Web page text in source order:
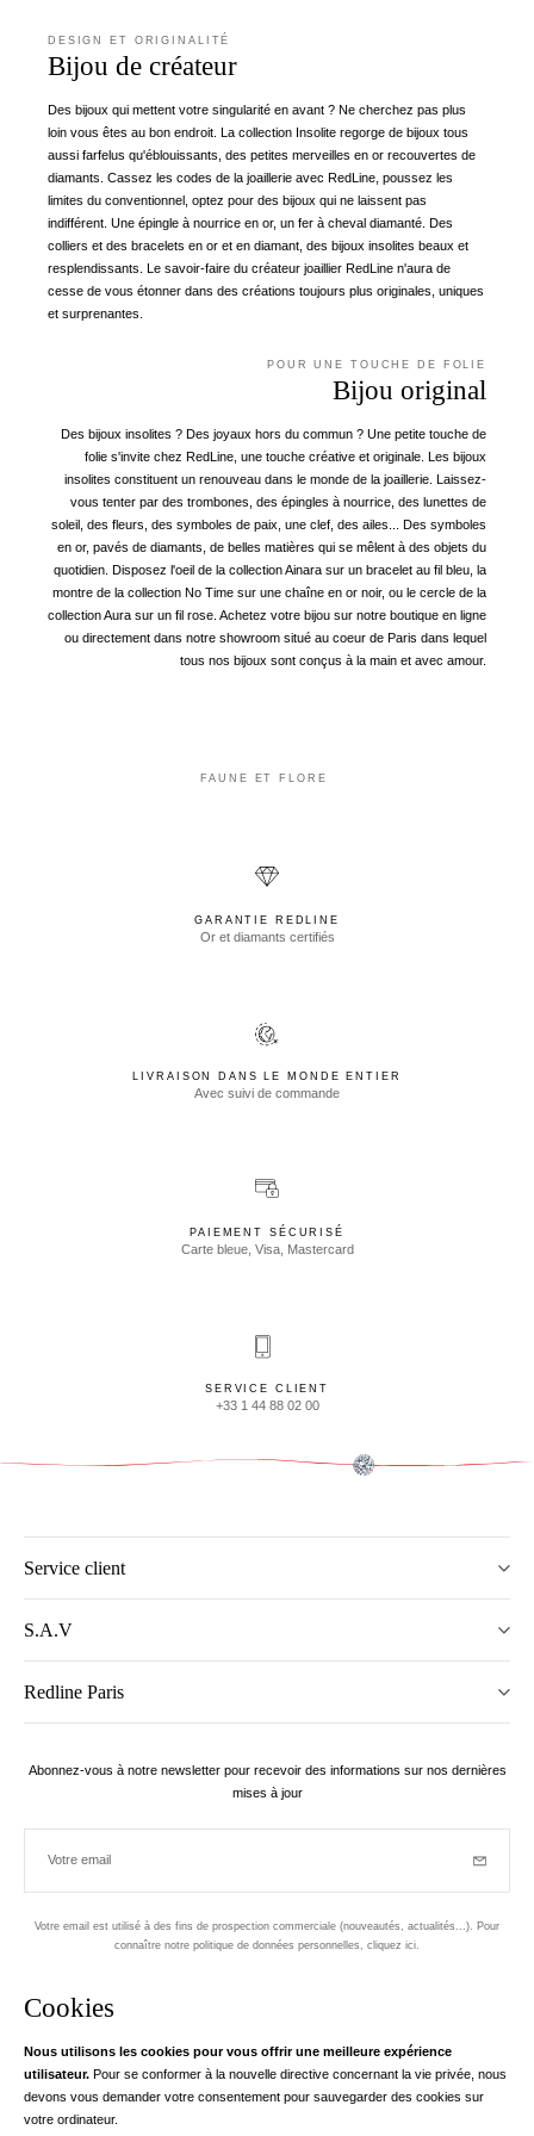
Cookies
Nous utilisons les cookies pour vous offrir une meilleure expérience
utilisateur. Pour se conformer à la nouvelle directive concernant la vie privée, nous
devons vous demander votre consentement pour sauvegarder des cookies sur
votre ordinateur.
DESIGN ET ORIGINALITÉ
Bijou de créateur
Des bijoux qui mettent votre singularité en avant ? Ne cherchez pas plus
loin vous êtes au bon endroit. La collection Insolite regorge de bijoux tous
aussi farfelus qu'éblouissants, des petites merveilles en or recouvertes de
diamants. Cassez les codes de la joaillerie avec RedLine, poussez les
limites du conventionnel, optez pour des bijoux qui ne laissent pas
indifférent. Une épingle à nourrice en or, un fer à cheval diamanté. Des
colliers et des bracelets en or et en diamant, des bijoux insolites beaux et
resplendissants. Le savoir-faire du créateur joaillier RedLine n'aura de
cesse de vous étonner dans des créations toujours plus originales, uniques
et surprenantes.
POUR UNE TOUCHE DE FOLIE
Bijou original
Des bijoux insolites ? Des joyaux hors du commun ? Une petite touche de
folie s'invite chez RedLine, une touche créative et originale. Les bijoux
insolites constituent un renouveau dans le monde de la joaillerie. Laissez-
vous tenter par des trombones, des épingles à nourrice, des lunettes de
soleil, des fleurs, des symboles de paix, une clef, des ailes... Des symboles
en or, pavés de diamants, de belles matières qui se mêlent à des objets du
quotidien. Disposez l'oeil de la collection Ainara sur un bracelet au fil bleu, la
montre de la collection No Time sur une chaîne en or noir, ou le cercle de la
collection Aura sur un fil rose. Achetez votre bijou sur notre boutique en ligne
ou directement dans notre showroom situé au coeur de Paris dans lequel
tous nos bijoux sont conçus à la main et avec amour.
FAUNE ET FLORE
GARANTIE REDLINE
Or et diamants certifiés
LIVRAISON DANS LE MONDE ENTIER
Avec suivi de commande
PAIEMENT SÉCURISÉ
Carte bleue, Visa, Mastercard
SERVICE CLIENT
+33 1 44 88 02 00
Service client
S.A.V
Redline Paris
Abonnez-vous à notre newsletter pour recevoir des informations sur nos dernières
mises à jour
Votre email
Votre email est utilisé à des fins de prospection commerciale (nouveautés, actualités...). Pour
connaître notre politique de données personnelles, cliquez ici
Instagram
Votre adresse email